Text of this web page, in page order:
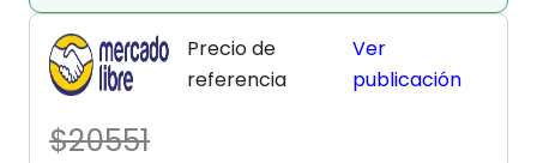
Precio de
referencia
$20551
Ver
publicación